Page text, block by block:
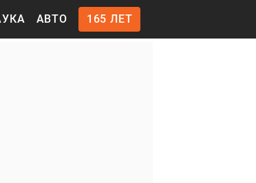
АВТО 165 ЛЕТ